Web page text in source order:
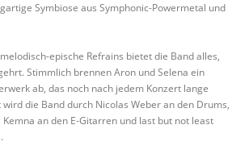
Symbiose aus Symphonic-Powermetal und
epische Refrains bietet die Band alles,
Stimmlich brennen Aron und Selena ein
ab, das noch nach jedem Konzert lange
die Band durch Nicolas Weber an den Drums,
Kemna an den E-Gitarren und last but not least